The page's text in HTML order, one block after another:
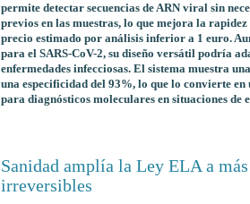
permite detectar secuencias de ARN viral sin
previos en las muestras, lo que mejora la
precio estimado por análisis inferior a 1 euro.
para el SARS-CoV-2, su diseño versátil podría
enfermedades infecciosas. El sistema muestra
una especificidad del 93%, lo que lo convierte
para diagnósticos moleculares en situaciones de
Sanidad amplía la Ley ELA a
irreversibles